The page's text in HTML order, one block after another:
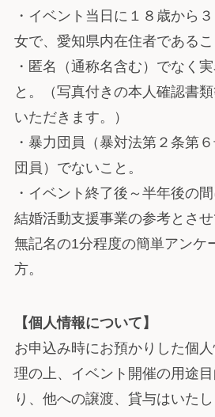
・イベント当日に１８歳から
女で、愛知県内在住者であるこ
・匿名（通称名含む）でなく
と。（写真付きの本人確認書
いただきます。）
・暴力団員（暴対法第２条第
団員）でないこと。
・イベント終了後～半年後の
結婚活動支援事業の参考とさせ
無記名の1分程度の簡単アンケ
方。
【個人情報について】
お申込み時にお預かりした個
理の上、イベント開催の用途
り、他への譲渡、貸与はいたし